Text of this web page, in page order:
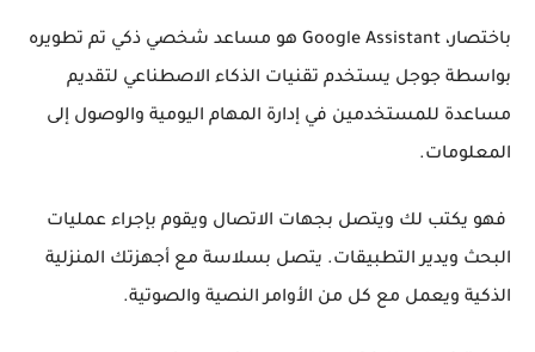
باختصار، Google Assistant هو مساعد شخصي ذكي تم تطويره
بواسطة جوجل يستخدم تقنيات الذكاء الاصطناعي لتقديم
مساعدة للمستخدمين في إدارة المهام اليومية والوصول إلى
المعلومات.
فهو يكتب لك ويتصل بجهات الاتصال ويقوم بإجراء عمليات
البحث ويدير التطبيقات. يتصل بسلاسة مع أجهزتك المنزلية
الذكية ويعمل مع كل من الأوامر النصية والصوتية.